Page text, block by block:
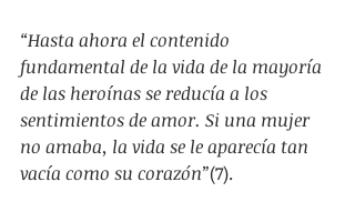
“Hasta ahora el contenido
fundamental de la vida de la mayoría
de las heroínas se reducía a los
sentimientos de amor. Si una mujer
no amaba, la vida se le aparecía tan
vacía como su corazón”(7).